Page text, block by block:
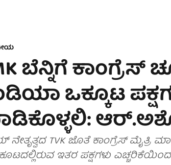
ಬೆನ್ನಿಗೆ ಕಾಂಗ್ರೆಸ್
ಒಕ್ಕೂಟ
TVK ಜೊತೆ ಕಾಂಗ್ರೆಸ್ ಮೈತ್ರಿ
ಇತರ ಪಕ್ಷಗಳು